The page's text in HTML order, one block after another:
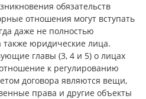
обязательств
отношения могут вступать
даже не полностью
также юридические лица.
главы (3, 4 и 5) о лицах
к регулированию
договора являются вещи,
права и другие объекты